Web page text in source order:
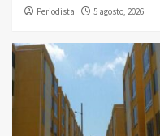
Periodista 5 agosto, 2026